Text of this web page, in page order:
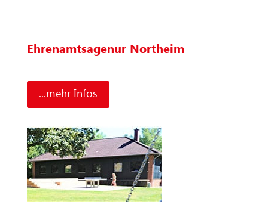
Ehrenamtsagenur Northeim
...mehr Infos